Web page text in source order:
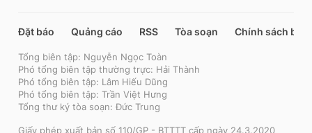
Đặt báo Quảng cáo RSS Tòa soạn Chính sách bảo
Tổng biên tập: Nguyễn Ngọc Toàn
Phó tổng biên tập thường trực: Hải Thành
Phó tổng biên tập: Lâm Hiếu Dũng
Phó tổng biên tập: Trần Việt Hưng
Tổng thư ký tòa soạn: Đức Trung
Giấy phép xuất bản số 110/GP - BTTTT cấp ngày 24.3.2020